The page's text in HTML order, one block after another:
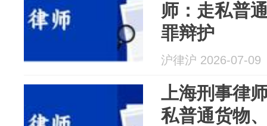
师：走私普
罪辩护
沪律沪 2026-07-09
上海刑事律
私普通货物